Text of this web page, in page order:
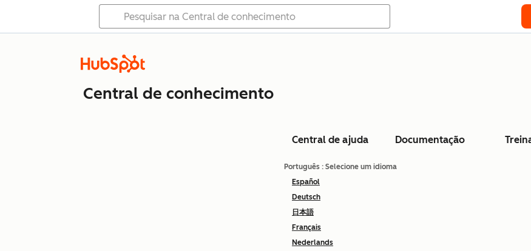
Central de conhecimento
Central de ajuda Documentação
Português : Selecione um idioma
Español
Deutsch
日本語
Français
Nederlands